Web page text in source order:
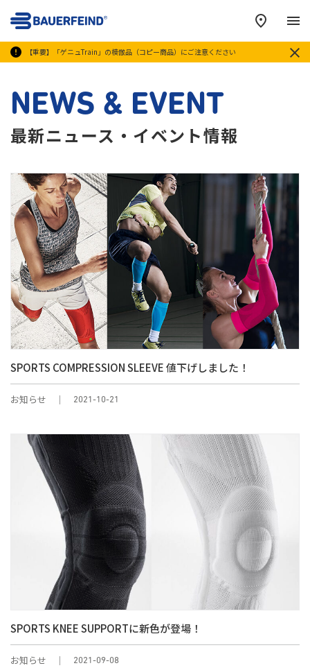
【重要】「ゲニュTrain」の模倣品（コピー商品）にご注意ください
メ
NEWS & EVENT
最新ニュース・イベント情報
SPORTS COMPRESSION SLEEVE 値下げしました！
お知らせ 2021-10-21
SPORTS KNEE SUPPORTに新色が登場！
お知らせ 2021-09-08